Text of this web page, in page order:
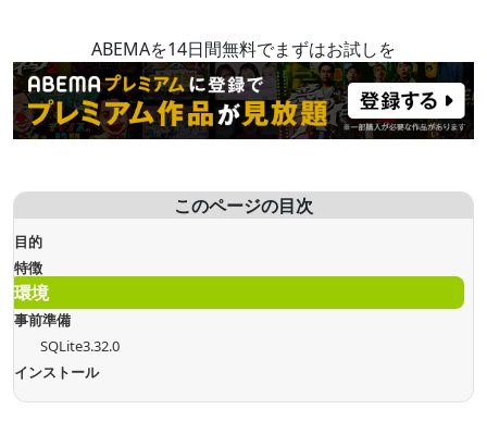
ABEMAを14日間無料でまずはお試しを
このページの目次
目的
特徴
環境
事前準備
SQLite3.32.0
インストール